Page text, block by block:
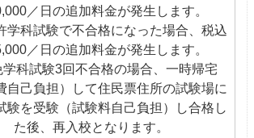
／日の追加料金が発生します。
学科試験で不合格になった場合、税込
／日の追加料金が発生します。
科試験3回不合格の場合、一時帰宅
自己負担）して住民票住所の試験場に
験を受験（試験料自己負担）し合格し
た後、再入校となります。